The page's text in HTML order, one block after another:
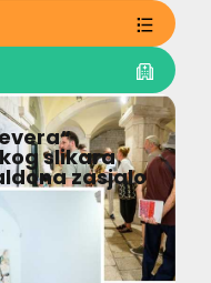
slikara
zasjalo